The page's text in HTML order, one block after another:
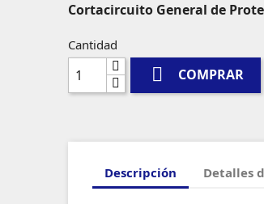
Cortacircuito General de
Cantidad
 COMPRAR
Descripción Detalles